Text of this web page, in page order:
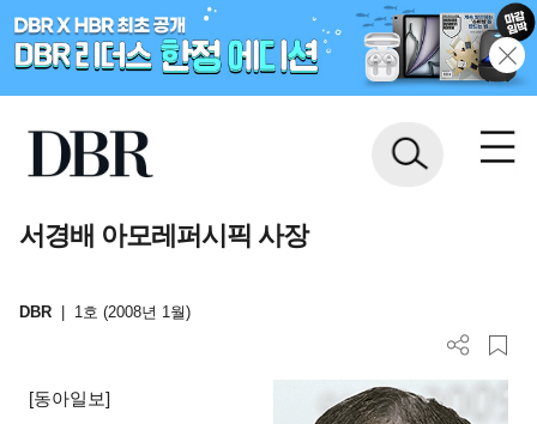
서경배 아모레퍼시픽 사장
DBR 1호 (2008년 1월)
[동아일보]